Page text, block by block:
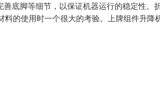
底脚等细节，以保证机器运行的稳定性。
的使用时一个很大的考验。上牌组件升降